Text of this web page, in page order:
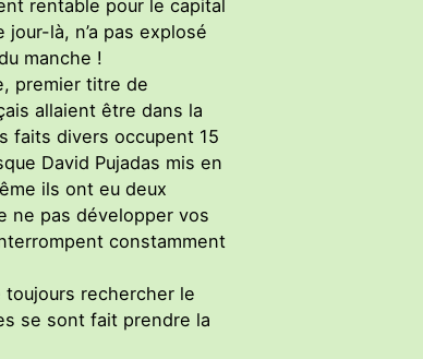
rentable pour le capital
là, n’a pas explosé
manche !
premier titre de
allaient être dans la
faits divers occupent 15
David Pujadas mis en
ils ont eu deux
ne pas développer vos
constamment
rechercher le
se sont fait prendre la